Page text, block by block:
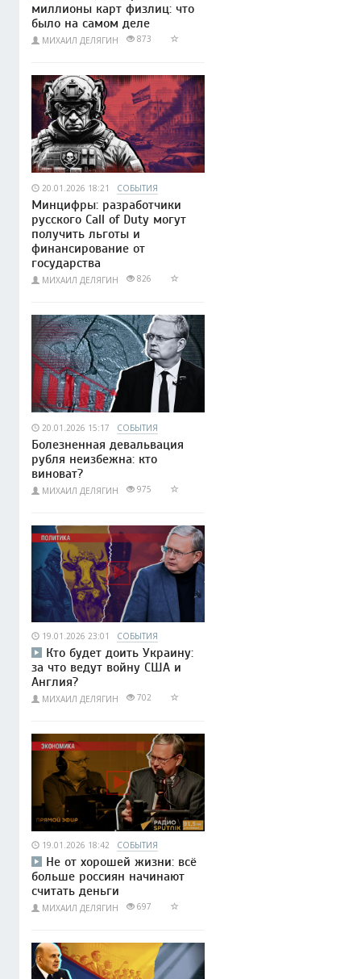
миллионы карт физлиц: что
было на самом деле
МИХАИЛ ДЕЛЯГИН 873
20.01.2026 18:21 СОБЫТИЯ
Минцифры: разработчики
русского Call of Duty могут
получить льготы и
финансирование от
государства
МИХАИЛ ДЕЛЯГИН 826
20.01.2026 15:17 СОБЫТИЯ
Болезненная девальвация
рубля неизбежна: кто
виноват?
МИХАИЛ ДЕЛЯГИН 975
19.01.2026 23:01 СОБЫТИЯ
Кто будет доить Украину:
за что ведут войну США и
Англия?
МИХАИЛ ДЕЛЯГИН 702
19.01.2026 18:42 СОБЫТИЯ
Не от хорошей жизни: всё
больше россиян начинают
считать деньги
МИХАИЛ ДЕЛЯГИН 697